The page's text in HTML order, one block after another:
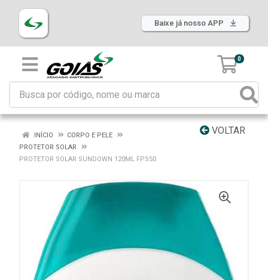
Baixe já nosso APP
0
VOLTAR
INÍCIO
CORPO E PELE
PROTETOR SOLAR
PROTETOR SOLAR SUNDOWN 120ML FPS50